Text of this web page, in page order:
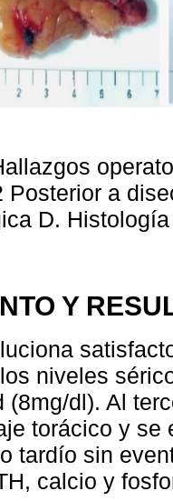
Posterior a
D.
Y
niveles
(8mg/dl). Al
torácico y se
tardío sin
calcio y